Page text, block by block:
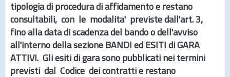
tipologia di procedura di affidamento e restano
consultabili, con le modalita' previste dall'art. 3,
fino alla data di scadenza del bando o dell'avviso
all'interno della sezione BANDI ed ESITI di GARA
ATTIVI. Gli esiti di gara sono pubblicati nei termini
previsti dal Codice dei contratti e restano